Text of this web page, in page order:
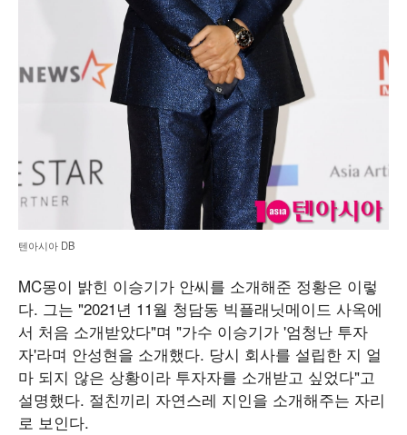
텐아시아 DB
MC몽이 밝힌 이승기가 안씨를 소개해준 정황은 이렇
다. 그는 "2021년 11월 청담동 빅플래닛메이드 사옥에
서 처음 소개받았다"며 "가수 이승기가 '엄청난 투자
자'라며 안성현을 소개했다. 당시 회사를 설립한 지 얼
마 되지 않은 상황이라 투자자를 소개받고 싶었다"고
설명했다. 절친끼리 자연스레 지인을 소개해주는 자리
로 보인다.